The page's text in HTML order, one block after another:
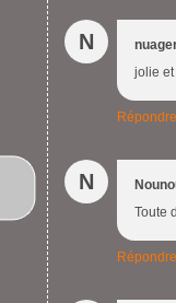
N
jolie
Répondre
N
Toute
Répondre